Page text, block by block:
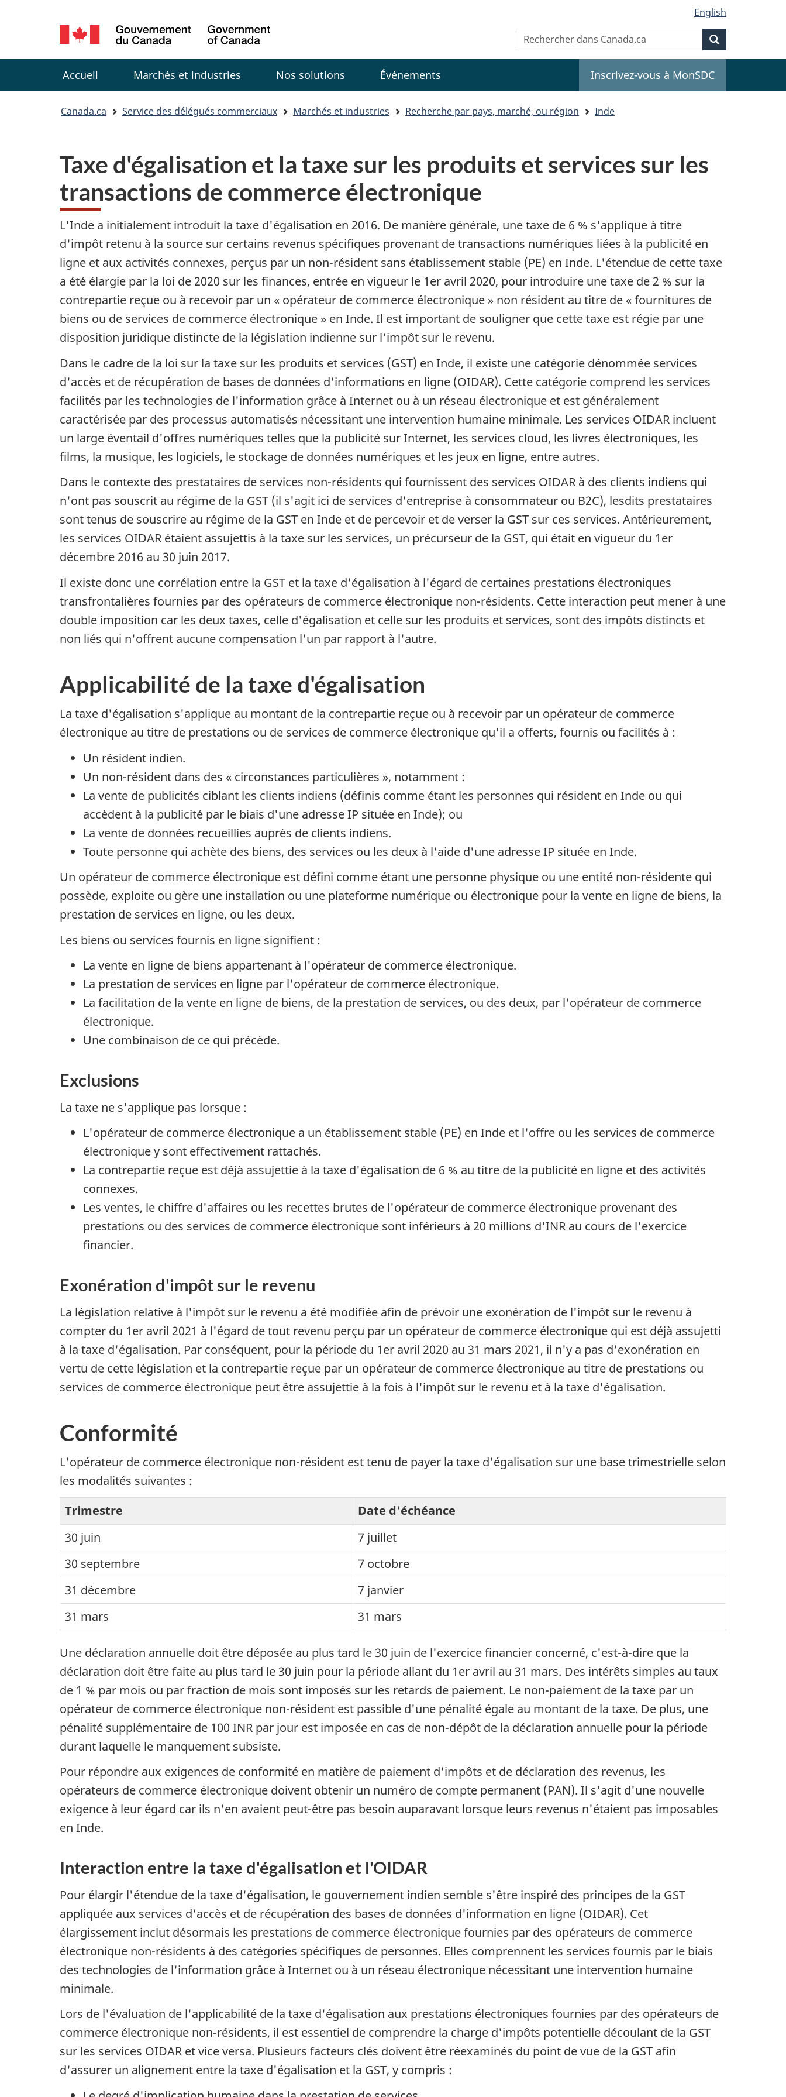
du
»
simplifiée
Sélection
de
la
langue
English
Canada
Recherche
Rechercher
dans
Canada.ca
Menu
Accueil Marchés et industries Nos solutions Événements Inscrivez-vous à MonSDC
You
here:
Canada.ca Service des délégués commerciaux Marchés et industries Recherche par pays, marché, ou région Inde
Taxe d'égalisation et la taxe sur les produits et services sur les
transactions de commerce électronique
L'Inde a initialement introduit la taxe d'égalisation en 2016. De manière générale, une taxe de 6 % s'applique à titre
d'impôt retenu à la source sur certains revenus spécifiques provenant de transactions numériques liées à la publicité en
ligne et aux activités connexes, perçus par un non-résident sans établissement stable (PE) en Inde. L'étendue de cette taxe
a été élargie par la loi de 2020 sur les finances, entrée en vigueur le 1er avril 2020, pour introduire une taxe de 2 % sur la
contrepartie reçue ou à recevoir par un « opérateur de commerce électronique » non résident au titre de « fournitures de
biens ou de services de commerce électronique » en Inde. Il est important de souligner que cette taxe est régie par une
disposition juridique distincte de la législation indienne sur l'impôt sur le revenu.
Dans le cadre de la loi sur la taxe sur les produits et services (GST) en Inde, il existe une catégorie dénommée services
d'accès et de récupération de bases de données d'informations en ligne (OIDAR). Cette catégorie comprend les services
facilités par les technologies de l'information grâce à Internet ou à un réseau électronique et est généralement
caractérisée par des processus automatisés nécessitant une intervention humaine minimale. Les services OIDAR incluent
un large éventail d'offres numériques telles que la publicité sur Internet, les services cloud, les livres électroniques, les
films, la musique, les logiciels, le stockage de données numériques et les jeux en ligne, entre autres.
Dans le contexte des prestataires de services non-résidents qui fournissent des services OIDAR à des clients indiens qui
n'ont pas souscrit au régime de la GST (il s'agit ici de services d'entreprise à consommateur ou B2C), lesdits prestataires
sont tenus de souscrire au régime de la GST en Inde et de percevoir et de verser la GST sur ces services. Antérieurement,
les services OIDAR étaient assujettis à la taxe sur les services, un précurseur de la GST, qui était en vigueur du 1er
décembre 2016 au 30 juin 2017.
Il existe donc une corrélation entre la GST et la taxe d'égalisation à l'égard de certaines prestations électroniques
transfrontalières fournies par des opérateurs de commerce électronique non-résidents. Cette interaction peut mener à une
double imposition car les deux taxes, celle d'égalisation et celle sur les produits et services, sont des impôts distincts et
non liés qui n'offrent aucune compensation l'un par rapport à l'autre.
Applicabilité de la taxe d'égalisation
La taxe d'égalisation s'applique au montant de la contrepartie reçue ou à recevoir par un opérateur de commerce
électronique au titre de prestations ou de services de commerce électronique qu'il a offerts, fournis ou facilités à :
Un résident indien.
Un non-résident dans des « circonstances particulières », notamment :
La vente de publicités ciblant les clients indiens (définis comme étant les personnes qui résident en Inde ou qui
accèdent à la publicité par le biais d'une adresse IP située en Inde); ou
La vente de données recueillies auprès de clients indiens.
Toute personne qui achète des biens, des services ou les deux à l'aide d'une adresse IP située en Inde.
Un opérateur de commerce électronique est défini comme étant une personne physique ou une entité non-résidente qui
possède, exploite ou gère une installation ou une plateforme numérique ou électronique pour la vente en ligne de biens, la
prestation de services en ligne, ou les deux.
Les biens ou services fournis en ligne signifient :
La vente en ligne de biens appartenant à l'opérateur de commerce électronique.
La prestation de services en ligne par l'opérateur de commerce électronique.
La facilitation de la vente en ligne de biens, de la prestation de services, ou des deux, par l'opérateur de commerce
électronique.
Une combinaison de ce qui précède.
Exclusions
La taxe ne s'applique pas lorsque :
L'opérateur de commerce électronique a un établissement stable (PE) en Inde et l'offre ou les services de commerce
électronique y sont effectivement rattachés.
La contrepartie reçue est déjà assujettie à la taxe d'égalisation de 6 % au titre de la publicité en ligne et des activités
connexes.
Les ventes, le chiffre d'affaires ou les recettes brutes de l'opérateur de commerce électronique provenant des
prestations ou des services de commerce électronique sont inférieurs à 20 millions d'INR au cours de l'exercice
financier.
Exonération d'impôt sur le revenu
La législation relative à l'impôt sur le revenu a été modifiée afin de prévoir une exonération de l'impôt sur le revenu à
compter du 1er avril 2021 à l'égard de tout revenu perçu par un opérateur de commerce électronique qui est déjà assujetti
à la taxe d'égalisation. Par conséquent, pour la période du 1er avril 2020 au 31 mars 2021, il n'y a pas d'exonération en
vertu de cette législation et la contrepartie reçue par un opérateur de commerce électronique au titre de prestations ou
services de commerce électronique peut être assujettie à la fois à l'impôt sur le revenu et à la taxe d'égalisation.
Conformité
L'opérateur de commerce électronique non-résident est tenu de payer la taxe d'égalisation sur une base trimestrielle selon
les modalités suivantes :
Trimestre
Date d'échéance
30 juin
7 juillet
30 septembre
7 octobre
31 décembre
7 janvier
31 mars
31 mars
Une déclaration annuelle doit être déposée au plus tard le 30 juin de l'exercice financier concerné, c'est-à-dire que la
déclaration doit être faite au plus tard le 30 juin pour la période allant du 1er avril au 31 mars. Des intérêts simples au taux
de 1 % par mois ou par fraction de mois sont imposés sur les retards de paiement. Le non-paiement de la taxe par un
opérateur de commerce électronique non-résident est passible d'une pénalité égale au montant de la taxe. De plus, une
pénalité supplémentaire de 100 INR par jour est imposée en cas de non-dépôt de la déclaration annuelle pour la période
durant laquelle le manquement subsiste.
Pour répondre aux exigences de conformité en matière de paiement d'impôts et de déclaration des revenus, les
opérateurs de commerce électronique doivent obtenir un numéro de compte permanent (PAN). Il s'agit d'une nouvelle
exigence à leur égard car ils n'en avaient peut-être pas besoin auparavant lorsque leurs revenus n'étaient pas imposables
en Inde.
Interaction entre la taxe d'égalisation et l'OIDAR
Pour élargir l'étendue de la taxe d'égalisation, le gouvernement indien semble s'être inspiré des principes de la GST
appliquée aux services d'accès et de récupération des bases de données d'information en ligne (OIDAR). Cet
élargissement inclut désormais les prestations de commerce électronique fournies par des opérateurs de commerce
électronique non-résidents à des catégories spécifiques de personnes. Elles comprennent les services fournis par le biais
des technologies de l'information grâce à Internet ou à un réseau électronique nécessitant une intervention humaine
minimale.
Lors de l'évaluation de l'applicabilité de la taxe d'égalisation aux prestations électroniques fournies par des opérateurs de
commerce électronique non-résidents, il est essentiel de comprendre la charge d'impôts potentielle découlant de la GST
sur les services OIDAR et vice versa. Plusieurs facteurs clés doivent être réexaminés du point de vue de la GST afin
d'assurer un alignement entre la taxe d'égalisation et la GST, y compris :